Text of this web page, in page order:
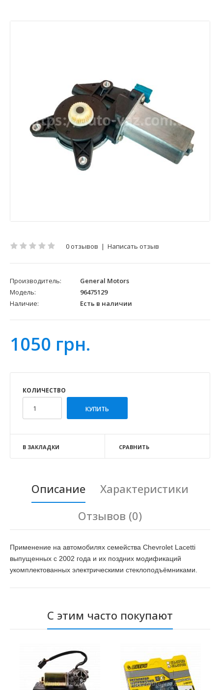
0 отзывов | Написать отзыв
Производитель:
General Motors
Модель:
96475129
Наличие:
Есть в наличии
1050 грн.
КОЛИЧЕСТВО
В ЗАКЛАДКИ СРАВНИТЬ
Описание
Характеристики
Отзывов (0)
Применение на автомобилях семейства Chevrolet Lacetti
выпущенных с 2002 года и их поздних модификаций
укомплектованных электрическими стеклоподъёмниками.
С этим часто покупают